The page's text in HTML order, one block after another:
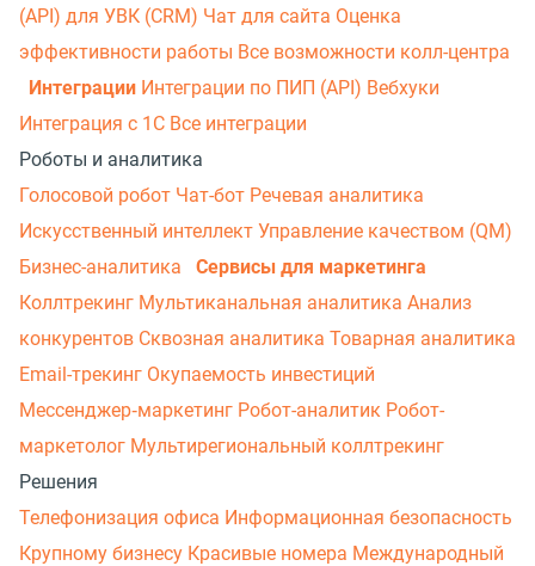
(API) для УВК (CRM) Чат для сайта Оценка
эффективности работы Все возможности колл-центра
Интеграции Интеграции по ПИП (API) Вебхуки
Интеграция с 1С Все интеграции
Роботы и аналитика
Голосовой робот Чат-бот Речевая аналитика
Искусственный интеллект Управление качеством (QM)
Бизнес-аналитика
Сервисы для маркетинга
Коллтрекинг Мультиканальная аналитика Анализ
конкурентов Сквозная аналитика Товарная аналитика
Email-трекинг Окупаемость инвестиций
Мессенджер‑маркетинг Робот-аналитик Робот-
маркетолог Мультирегиональный коллтрекинг
Решения
Телефонизация офиса Информационная безопасность
Крупному бизнесу Красивые номера Международный